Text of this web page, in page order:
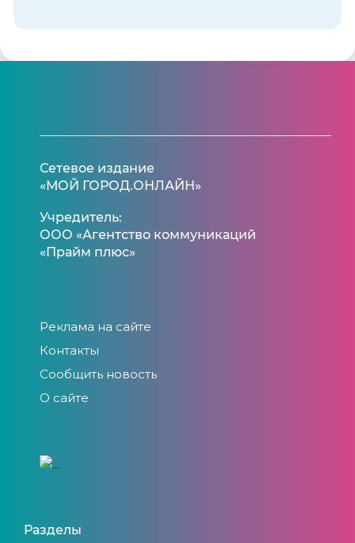
Сетевое издание
«МОЙ ГОРОД.ОНЛАЙН»
Учредитель:
ООО «Агентство коммуникаций
«Прайм плюс»
Реклама на сайте
Контакты
Сообщить новость
О сайте
Разделы